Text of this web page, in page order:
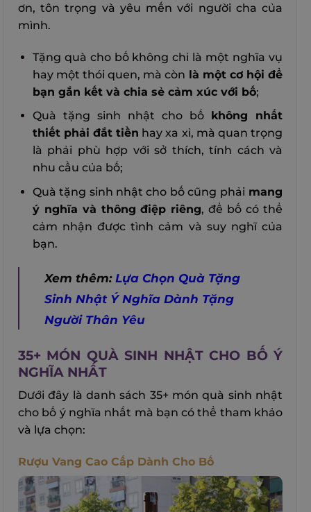
ơn, tôn trọng và yêu mến với người cha của
mình.
Tặng quà cho bố không chỉ là một nghĩa vụ
hay một thói quen, mà còn là một cơ hội để
bạn gắn kết và chia sẻ cảm xúc với bố;
Quà tặng sinh nhật cho bố
không nhất
thiết phải đắt tiền hay xa xỉ, mà quan trọng
là phải phù hợp với sở thích, tính cách và
nhu cầu của bố;
Quà tặng sinh nhật cho bố cũng phải mang
ý nghĩa và thông điệp riêng, để bố có thể
cảm nhận được tình cảm và suy nghĩ của
bạn.
Xem thêm:Lựa Chọn Quà Tặng
Sinh Nhật Ý Nghĩa Dành Tặng
Người Thân Yêu
35+ MÓN QUÀ SINH NHẬT CHO BỐ Ý
NGHĨA NHẤT
Dưới đây là danh sách 35+ món quà sinh nhật
cho bố ý nghĩa nhất mà bạn có thể tham khảo
và lựa chọn:
Rượu Vang Cao Cấp Dành Cho Bố